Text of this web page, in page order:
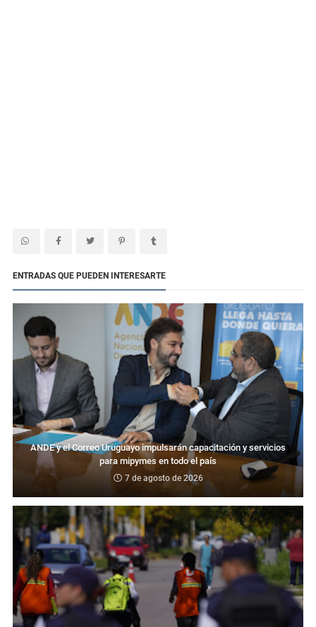
ENTRADAS QUE PUEDEN INTERESARTE
ANDE y el Correo Uruguayo impulsarán capacitación y servicios
para mipymes en todo el país
7 de agosto de 2026